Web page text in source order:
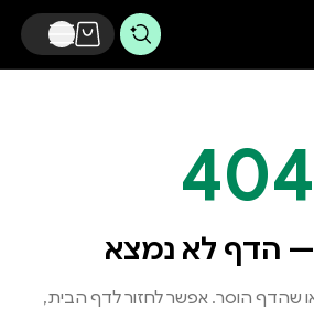
404
הדף לא נמצא
או שהדף הוסר. אפשר לחזור לדף הבית,